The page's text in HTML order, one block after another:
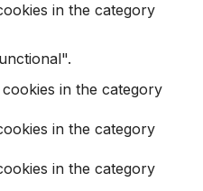
in the category
in the category
in the category
in the category